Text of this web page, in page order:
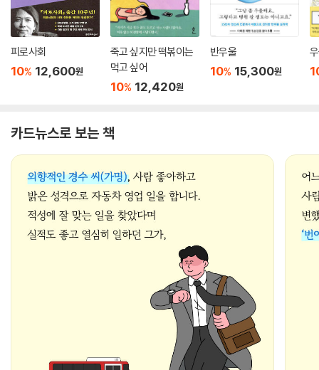
피로사회
10% 12,600원
죽고 싶지만 떡볶이는
먹고 싶어
10% 12,420원
반우울
10% 15,300원
카드뉴스로 보는 책